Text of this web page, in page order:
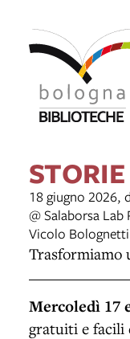
18 giugno 2026,
@ Salaborsa
Vicolo
Trasformiamo
Mercoledì 17
gratuiti e facili